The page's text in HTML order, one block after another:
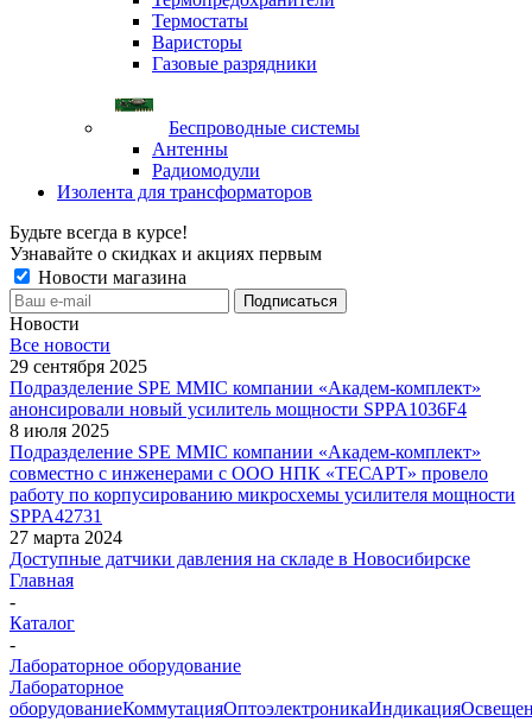
Термостаты
Варисторы
Газовые разрядники
Беспроводные системы
Антенны
Радиомодули
Изолента для трансформаторов
Будьте всегда в курсе!
Узнавайте о скидках и акциях первым
Новости магазина
Новости
Все новости
29 сентября 2025
Подразделение SPE MMIC компании «Академ-комплект»
анонсировали новый усилитель мощности SPPA1036F4
8 июля 2025
Подразделение SPE MMIC компании «Академ-комплект»
совместно с инженерами с ООО НПК «ТЕСАРТ» провело
работу по корпусированию микросхемы усилителя мощности
SPPA42731
27 марта 2024
Доступные датчики давления на складе в Новосибирске
Главная
-
Каталог
-
Лабораторное оборудование
Лабораторное
оборудованиеКоммутацияОптоэлектроникаИндикация